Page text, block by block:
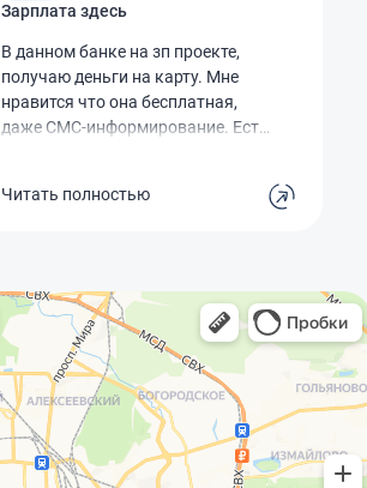
Зарплата здесь
В данном банке на зп проекте,
получаю деньги на карту. Мне
нравится что она бесплатная,
даже СМС-информирование. Есть
одна категория всегда какая-то
Трачу как средний краснодарец
поэтому лимита хватает кэшбэка
Читать полностью